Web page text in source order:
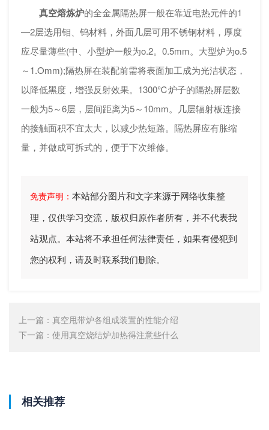
真空熔炼炉的全金属隔热屏一般在靠近电热元件的1
—2层选用钼、钨材料，外面几层可用不锈钢材料，厚度
应尽量薄些(中、小型炉一般为o.2。0.5mm。大型炉为o.5
～1.Omm);隔热屏在装配前需将表面加工成为光洁状态，
以降低黑度，增强反射效果。1300℃炉子的隔热屏层数
一般为5～6层，层间距离为5～10mm。几层辐射板连接
的接触面积不宜太大，以减少热短路。隔热屏应有胀缩
量，并做成可拆式的，便于下次维修。
免责声明： 本站部分图片和文字来源于网络收集整
理，仅供学习交流，版权归原作者所有，并不代表我
站观点。本站将不承担任何法律责任，如果有侵犯到
您的权利，请及时联系我们删除。
上一篇： 真空甩带炉各组成装置的性能介绍
下一篇： 使用真空烧结炉加热得注意些什么
相关推荐